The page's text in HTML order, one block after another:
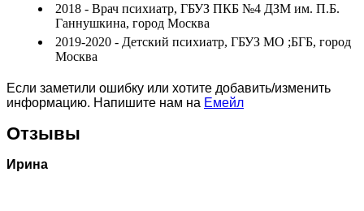
2018 - Врач психиатр, ГБУЗ ПКБ №4 ДЗМ им. П.Б.
Ганнушкина, город Москва
2019-2020 - Детский психиатр, ГБУЗ МО ;БГБ, город
Москва
Если заметили ошибку или хотите добавить/изменить
информацию. Напишите нам на Емейл
Отзывы
Ирина